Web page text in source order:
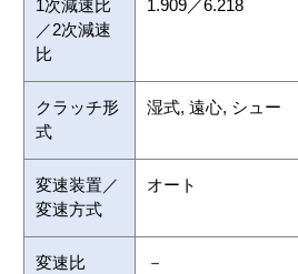
1次減速比
／2次減速
比
1.909／6.218
クラッチ形
式
湿式, 遠心, シュー
変速装置／
変速方式
オート
変速比 －